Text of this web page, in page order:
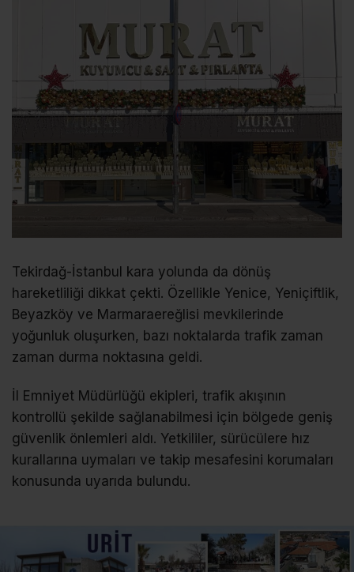
Tekirdağ-İstanbul kara yolunda da dönüş
hareketliliği dikkat çekti. Özellikle Yenice, Yeniçiftlik,
Beyazköy ve Marmaraereğlisi mevkilerinde
yoğunluk oluşurken, bazı noktalarda trafik zaman
zaman durma noktasına geldi.
İl Emniyet Müdürlüğü ekipleri, trafik akışının
kontrollü şekilde sağlanabilmesi için bölgede geniş
güvenlik önlemleri aldı. Yetkililer, sürücülere hız
kurallarına uymaları ve takip mesafesini korumaları
konusunda uyarıda bulundu.